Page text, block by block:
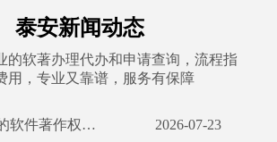
泰安新闻动态
的软著办理代办和申请查询，流程指
用，专业又靠谱，服务有保障
作权申请服务公司 2026-07-23